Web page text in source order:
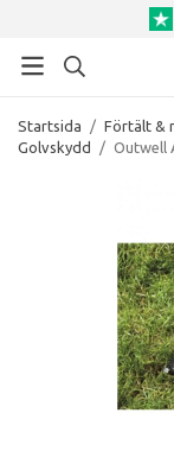
Startsida / Förtält &
Golvskydd
/ Outwell